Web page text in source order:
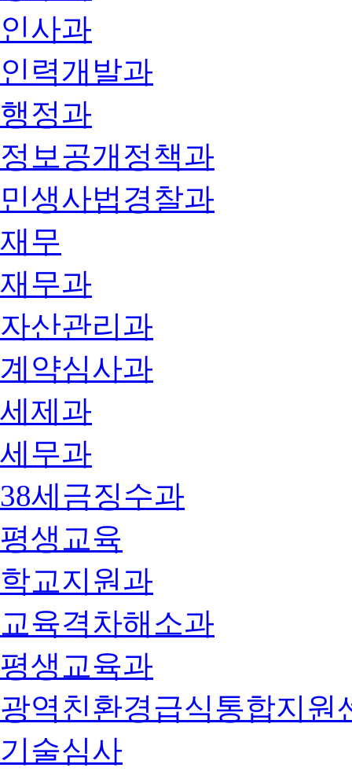
인사과
인력개발과
행정과
정보공개정책과
민생사법경찰과
재무
재무과
자산관리과
계약심사과
세제과
세무과
38세금징수과
평생교육
학교지원과
교육격차해소과
평생교육과
광역친환경급식통합지원
기술심사